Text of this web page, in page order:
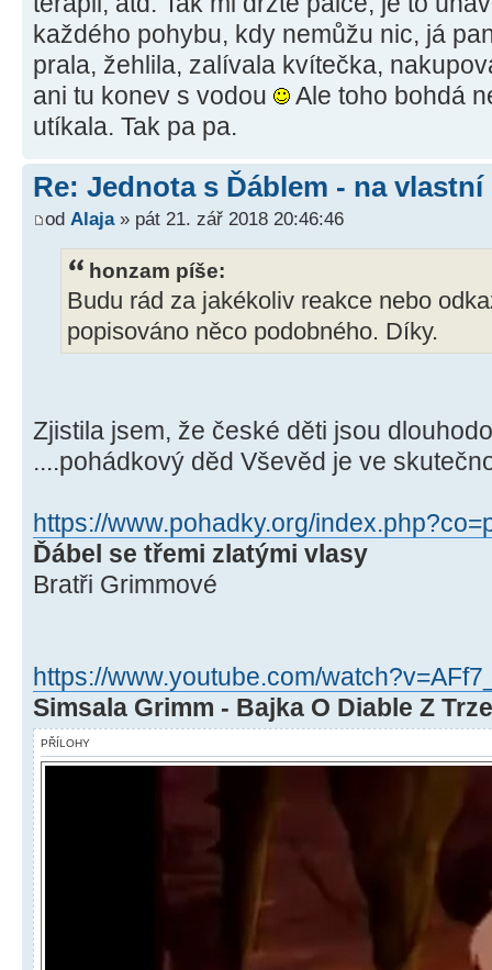
každého pohybu, kdy nemůžu nic, já
prala, žehlila, zalívala kvítečka,
ani tu konev s vodou
Ale toho bohdá
utíkala. Tak pa pa.
Re: Jednota s Ďáblem - na
od Alaja» pát 21. zář 2018 20:46:46
honzam píše:
Budu rád za jakékoliv reakce nebo
popisováno něco podobného. Díky.
Zjistila jsem, že české děti jsou
....pohádkový děd Vševěd je ve
https://www.pohadky.org/
Ďábel se třemi zlatými vlasy
Bratři Grimmové
https://www.youtube.com/
Simsala Grimm - Bajka O Diable Z
PŘÍLOHY